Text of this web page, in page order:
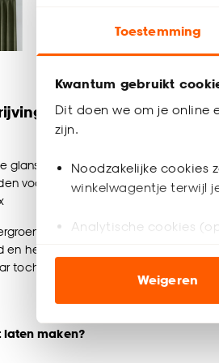
Toestemming
Kwantum gebruikt
Dit doen we om je online
zijn.
Noodzakelijke cookies
winkelwagentje terwijl
Analytische cookies
ook buiten de
Klik op ‘Ja, alles
noodzakelijke cookies te
Weigeren
glans
voor meer verduistering of isolering
is grof geweven, is gemaakt
en heeft een subtiele glans. Geeft
toch ook privacy.
maken?